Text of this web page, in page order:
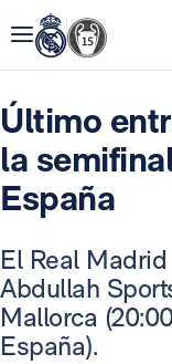
Último
la
España
El Real
Abdullah
Mallorca
España).